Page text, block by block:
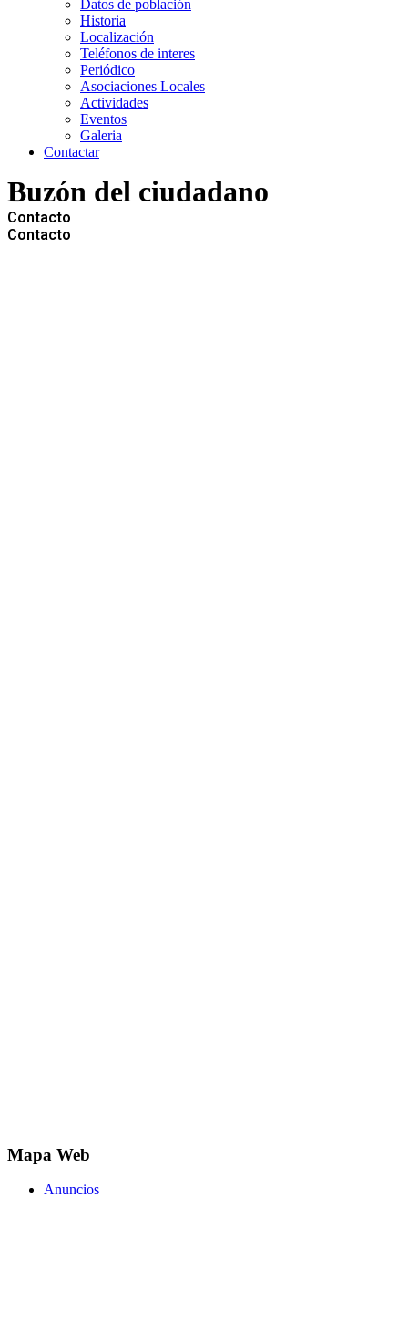
Datos de población
Historia
Localización
Teléfonos de interes
Periódico
Asociaciones Locales
Actividades
Eventos
Galeria
Contactar
Buzón del ciudadano
Contacto
Contacto
Mapa Web
Anuncios